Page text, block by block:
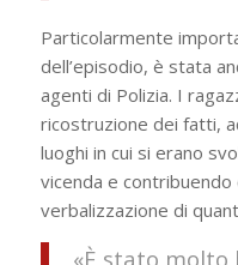
Particolarmente
dell’episodio, è stata
agenti di Polizia. I
ricostruzione dei fatti,
luoghi in cui si erano
vicenda e
verbalizzazione di
«È stato molto